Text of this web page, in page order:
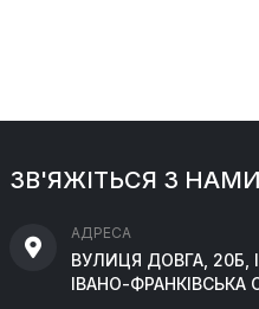
ЗВ'ЯЖІТЬСЯ З НАМИ
АДРЕСА
ВУЛИЦЯ ДОВГА, 20Б,
ІВАНО-ФРАНКІВСЬКА